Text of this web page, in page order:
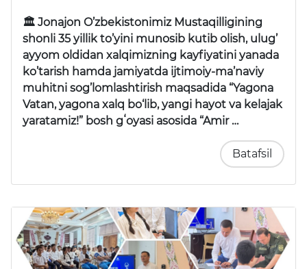
🏛 Jonajon O’zbekistonimiz Mustaqilligining
shonli 35 yillik to’yini munosib kutib olish, ulug’
ayyom oldidan xalqimizning kayfiyatini yanada
ko’tarish hamda jamiyatda ijtimoiy-ma’naviy
muhitni sog’lomlashtirish maqsadida “Yagona
Vatan, yagona xalq bo‘lib, yangi hayot va kelajak
yaratamiz!” bosh gʻoyasi asosida “Amir …
Batafsil